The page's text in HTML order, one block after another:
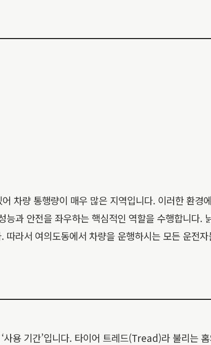
차량 통행량이 매우 많은 지역입니다. 이러한 환경
과 안전을 좌우하는 핵심적인 역할을 수행합니다.
라서 여의도동에서 차량을 운행하시는 모든 운전
사용 기간’입니다. 타이어 트레드(Tread)라 불리는